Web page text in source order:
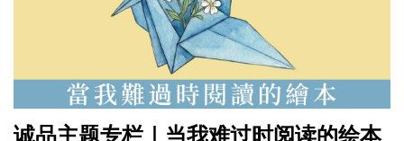
诚品主题专栏｜当我难过时阅读的绘本